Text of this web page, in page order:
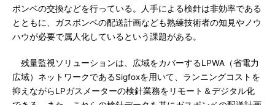
ボンベの交換などを行っている。人手による検針は非効率である
とともに、ガスボンベの配送計画なども熟練技術者の知見やノウ
ハウが必要で属人化しているという課題がある。
残量監視ソリューションは、広域をカバーするLPWA（省電力
広域）ネットワークであるSigfoxを用いて、ランニングコストを
抑えながらLPガスメーターの検針業務をリモート＆デジタル化